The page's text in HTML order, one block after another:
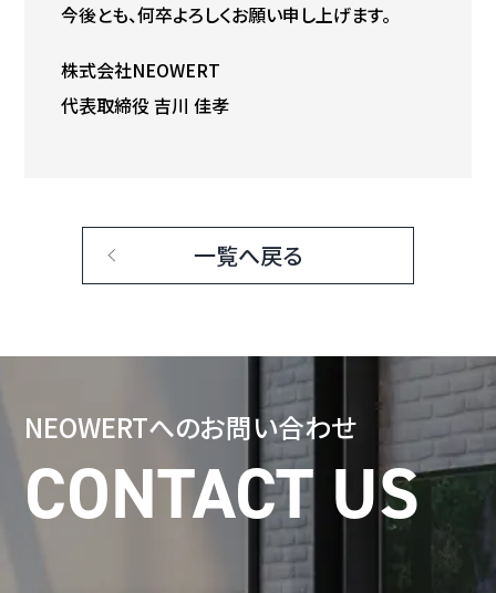
今後とも、何卒よろしくお願い申し上げます。
株式会社NEOWERT
代表取締役 吉川 佳孝
一覧へ戻る
NEOWERTへのお問い合わせ